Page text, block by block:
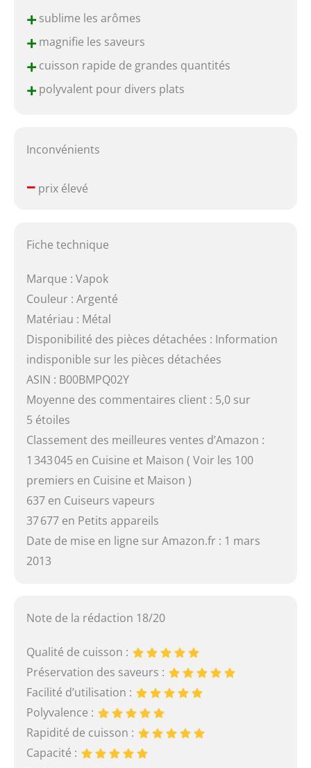
+sublime les arômes
+magnifie les saveurs
+cuisson rapide de grandes quantités
+polyvalent pour divers plats
Inconvénients
–prix élevé
Fiche technique
Marque : Vapok
Couleur : Argenté
Matériau : Métal
Disponibilité des pièces détachées : Information
indisponible sur les pièces détachées
ASIN : B00BMPQ02Y
Moyenne des commentaires client : 5,0 sur
5 étoiles
Classement des meilleures ventes d’Amazon :
1 343 045 en Cuisine et Maison ( Voir les 100
premiers en Cuisine et Maison )
637 en Cuiseurs vapeurs
37 677 en Petits appareils
Date de mise en ligne sur Amazon.fr : 1 mars
2013
Note de la rédaction 18/20
Qualité de cuisson :
Préservation des saveurs :
Facilité d’utilisation :
Polyvalence :
Rapidité de cuisson :
Capacité :